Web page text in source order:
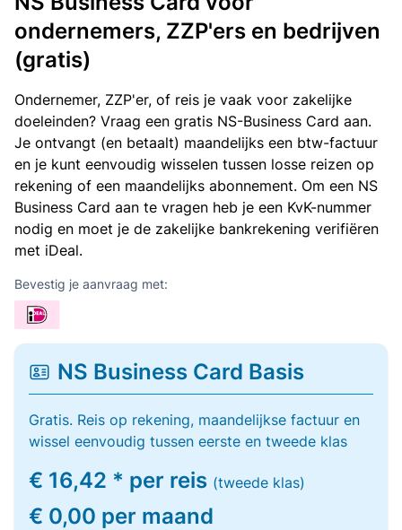
ondernemers, ZZP'ers en bedrijven
(gratis)
Ondernemer, ZZP'er, of reis je vaak voor zakelijke
doeleinden? Vraag een gratis NS-Business Card aan.
Je ontvangt (en betaalt) maandelijks een btw-factuur
en je kunt eenvoudig wisselen tussen losse reizen op
rekening of een maandelijks abonnement. Om een NS
Business Card aan te vragen heb je een KvK-nummer
nodig en moet je de zakelijke bankrekening verifiëren
met iDeal.
Bevestig je aanvraag met:
NS Business Card Basis
Gratis. Reis op rekening, maandelijkse factuur en
wissel eenvoudig tussen eerste en tweede klas
€ 16,42 * per reis (tweede klas)
€ 0,00 per maand